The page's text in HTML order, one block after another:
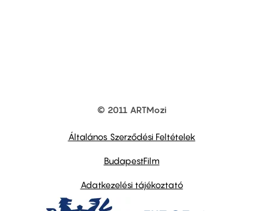
© 2011 ARTMozi
Általános Szerződési Feltételek
BudapestFilm
Adatkezelési tájékoztató